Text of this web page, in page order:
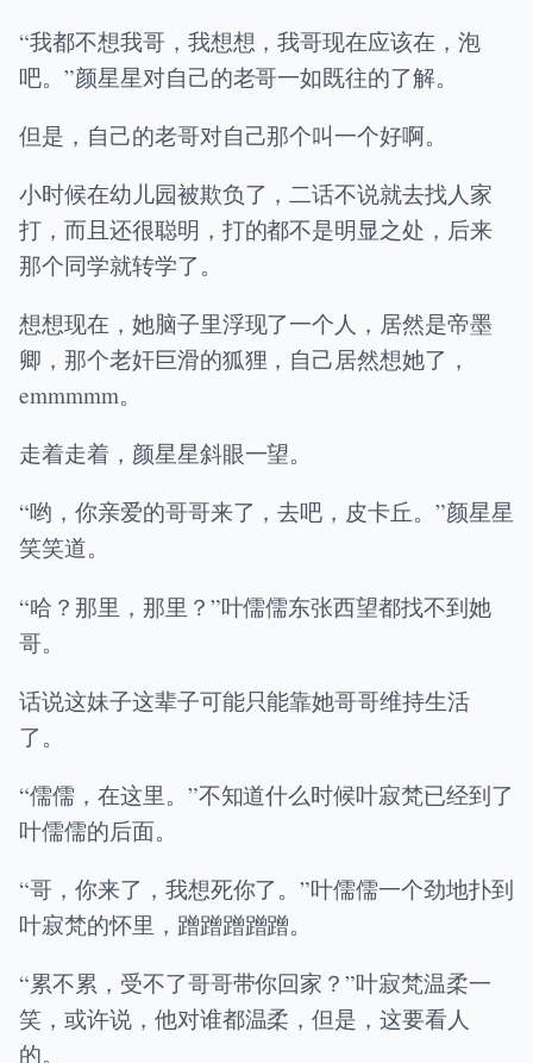
“我都不想我哥，我想想，我哥现在应该在，泡
吧。”颜星星对自己的老哥一如既往的了解。
但是，自己的老哥对自己那个叫一个好啊。
小时候在幼儿园被欺负了，二话不说就去找人家
打，而且还很聪明，打的都不是明显之处，后来
那个同学就转学了。
想想现在，她脑子里浮现了一个人，居然是帝墨
卿，那个老奸巨滑的狐狸，自己居然想她了，
emmmmm。
走着走着，颜星星斜眼一望。
“哟，你亲爱的哥哥来了，去吧，皮卡丘。”颜星星
笑笑道。
“哈？那里，那里？”叶儒儒东张西望都找不到她
哥。
话说这妹子这辈子可能只能靠她哥哥维持生活
了。
“儒儒，在这里。”不知道什么时候叶寂梵已经到了
叶儒儒的后面。
“哥，你来了，我想死你了。”叶儒儒一个劲地扑到
叶寂梵的怀里，蹭蹭蹭蹭蹭。
“累不累，受不了哥哥带你回家？”叶寂梵温柔一
笑，或许说，他对谁都温柔，但是，这要看人
的。